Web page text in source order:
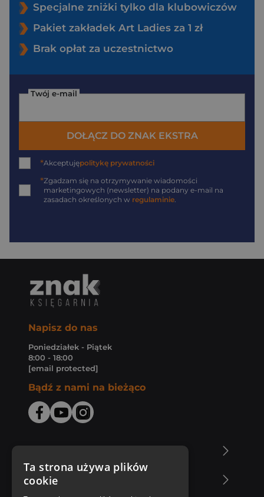
Specjalne zniżki tylko dla klubowiczów
Pakiet zakładek Art Ladies za 1 zł
Brak opłat za uczestnictwo
Twój e-mail
DOŁĄCZ DO ZNAK EKSTRA
*Akceptujępolitykę prywatności
*Zgadzam się na otrzymywanie wiadomości
marketingowych (newsletter) na podany e-mail na
zasadach określonych w regulaminie
Napisz do nas
Poniedziałek - Piątek
8:00 - 18:00
[email protected]
Bądź z nami na bieżąco
Zakupy u nas
Ta strona używa plików
cookie